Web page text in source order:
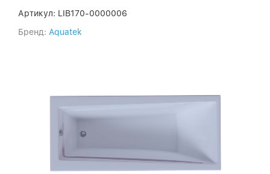
Артикул: LIB170-0000006
Бренд: Aquatek